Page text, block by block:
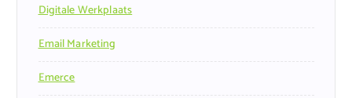
Digitale Werkplaats
Email Marketing
Emerce